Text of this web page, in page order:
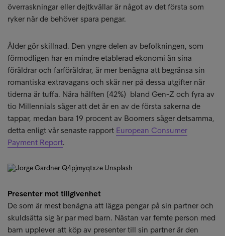
överraskningar eller dejtkvällar är något av det första som
ryker när de behöver spara pengar.
Ålder gör skillnad. Den yngre delen av befolkningen, som
förmodligen har en mindre etablerad ekonomi än sina
föräldrar och farföräldrar, är mer benägna att begränsa sin
romantiska extravagans och skär ner på dessa utgifter när
tiderna är tuffa. Nära hälften (42%) bland Gen-Z och fyra av
tio Millennials säger att det är en av de första sakerna de
tappar, medan bara 19 procent av Boomers säger detsamma,
detta enligt vår senaste rapport European Consumer
Payment Report.
Presenter mot tillgivenhet
De som är mest benägna att lägga pengar på sin partner och
skuldsätta sig är par med barn. Nästan var femte person med
barn upplever att köp av presenter till sin partner är den